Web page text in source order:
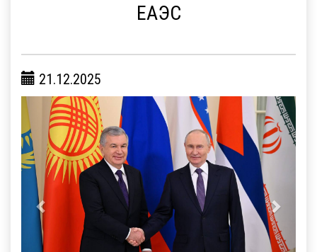
ЕАЭС
21.12.2025